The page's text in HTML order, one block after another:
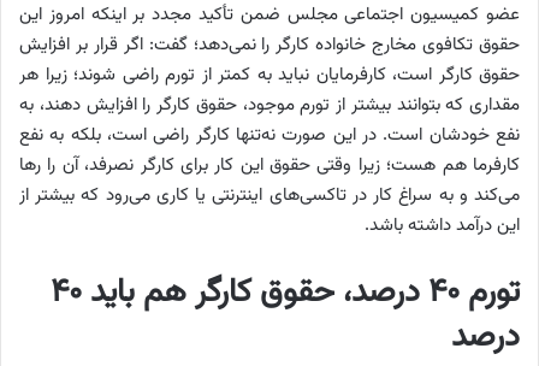
عضو کمیسیون اجتماعی مجلس ضمن تأکید مجدد بر اینکه امروز این
حقوق تکافوی مخارج خانواده کارگر را نمی‌دهد؛ گفت: اگر قرار بر افزایش
حقوق کارگر است، کارفرمایان نباید به کمتر از تورم راضی شوند؛ زیرا هر
مقداری که بتوانند بیشتر از تورم موجود، حقوق کارگر را افزایش دهند، به
نفع خودشان است. در این صورت نه‌تنها کارگر راضی است، بلکه به نفع
کارفرما هم هست؛ زیرا وقتی حقوق این کار برای کارگر نصرفد، آن را رها
می‌کند و به سراغ کار در تاکسی‌های اینترنتی یا کاری می‌رود که بیشتر از
این درآمد داشته باشد.
تورم ۴۰ درصد، حقوق کارگر هم باید ۴۰
درصد